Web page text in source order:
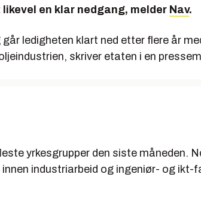
en klar nedgang, melder Nav.
ledigheten klart ned etter flere år
skriver etaten i en
yrkesgrupper den siste måneden.
industriarbeid og ingeniør- og ikt-